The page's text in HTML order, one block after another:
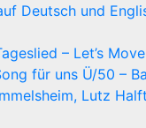
Deutsch und
– Let’s
für uns Ü/50 –
Lutz